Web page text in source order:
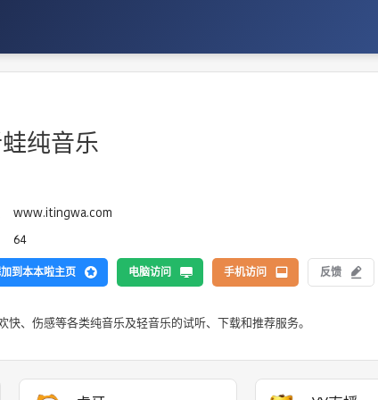
纯音乐
www.itingwa.com
64
到本本啦主页 电脑访问 手机访问 反馈
、伤感等各类纯音乐及轻音乐的试听、下载和推荐服务。